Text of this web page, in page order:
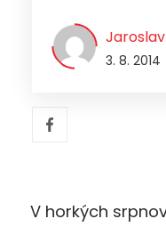
3. 8. 2014
V horkých